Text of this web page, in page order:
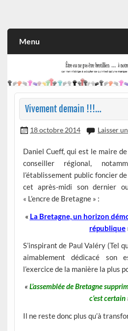
et commerciale
Menu
Vivement demain !!!…
18 octobre 2014 Laisser
Daniel Cueff, qui est le maire
conseiller régional,
l’établissement public foncier
cet après-midi son dernier
« L’encre de Bretagne » :
« La Bretagne, un horizon
république
S’inspirant de Paul Valéry (Tel
aimablement dédicacé son
l’exercice de la manière la plus
« L’assemblée de Bretagne
c’est certain
Il ne reste donc plus qu’à